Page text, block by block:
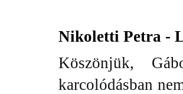
Nikoletti Petra -
Köszönjük,
karcolódásban